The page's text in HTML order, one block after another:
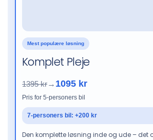
Mest populære løsning
Komplet Pleje
1395 kr→ 1095 kr
Pris for 5-personers bil
7-personers bil: +200 kr
Den komplette løsning inde og ude – det